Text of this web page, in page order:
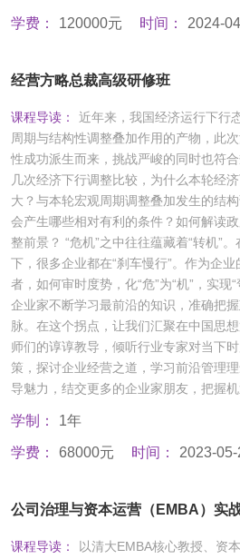
学费： 120000元 时间： 2024-
经营方略总裁高级研修班
课程导读：
近年来，我国经济运行下行
周期与结构性调整叠加作用的产物，此
性成功派生而来，挑战严峻的同时也符
几次经济下行调整比较，为什么本轮经
大？与本轮宏观周期调整叠加发生的结
会产生哪些相对有利的条件？如何解读
整前景？ “危机”之中往往蕴藏着“转机”
下，很多企业都在“刹车慢行”。作为企
者，如何审时度势，化“危”为“机”，实现
企业家不断学习最前沿的知识，准确把
脉。在这个拐点，让我们汇聚在中国思
师们的谆谆教导，倾听行业专家对当下
策，探讨企业经营之道，学习前沿管理
导魅力，结交更多的企业家朋友，把握机
学制： 1年
学费： 68000元 时间： 2023-05-
公司治理与资本运营（EMBA）实
课程导读：
以清大EMBA核心教授、资